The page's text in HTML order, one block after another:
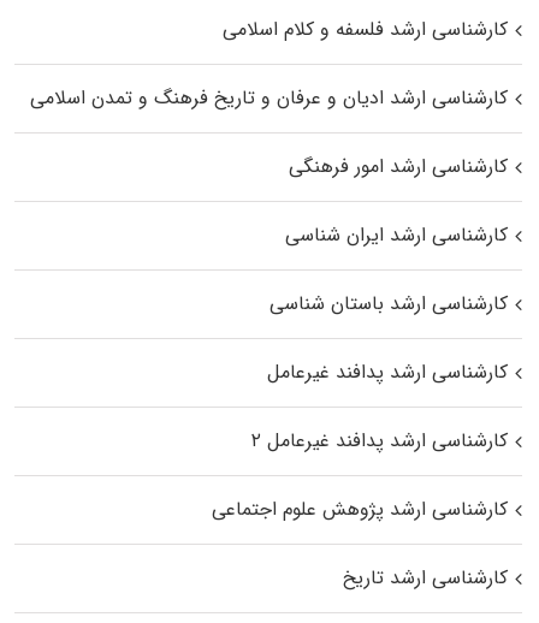
کارشناسی ارشد فلسفه و کلام اسلامی
کارشناسی ارشد ادیان و عرفان و تاریخ فرهنگ و تمدن اسلامی
کارشناسی ارشد امور فرهنگی
کارشناسی ارشد ایران شناسی
کارشناسی ارشد باستان شناسی
کارشناسی ارشد پدافند غیرعامل
کارشناسی ارشد پدافند غیرعامل ۲
کارشناسی ارشد پژوهش علوم اجتماعی
کارشناسی ارشد تاریخ